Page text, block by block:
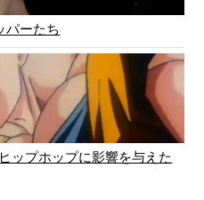
パーたち
ップホップに影響を与えた